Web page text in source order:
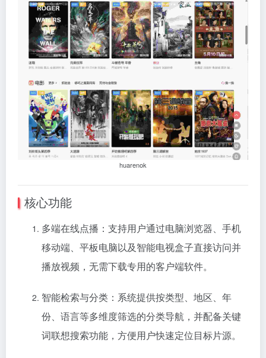
huarenok
核心功能
多端在线点播：支持用户通过电脑浏览器、手机
移动端、平板电脑以及智能电视盒子直接访问并
播放视频，无需下载专用的客户端软件。
智能检索与分类：系统提供按类型、地区、年
份、语言等多维度筛选的分类导航，并配备关键
词联想搜索功能，方便用户快速定位目标片源。